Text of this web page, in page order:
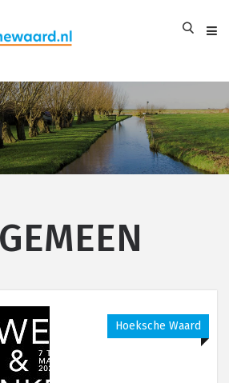
Hoeksche Waard